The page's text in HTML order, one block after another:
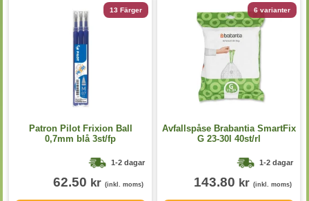
13 Färger
Patron Pilot Frixion Ball
0,7mm blå 3st/fp
1-2 dagar
62.50 kr (inkl. moms)
6 varianter
Avfallspåse Brabantia SmartFix
G 23-30l 40st/rl
1-2 dagar
143.80 kr (inkl. moms)